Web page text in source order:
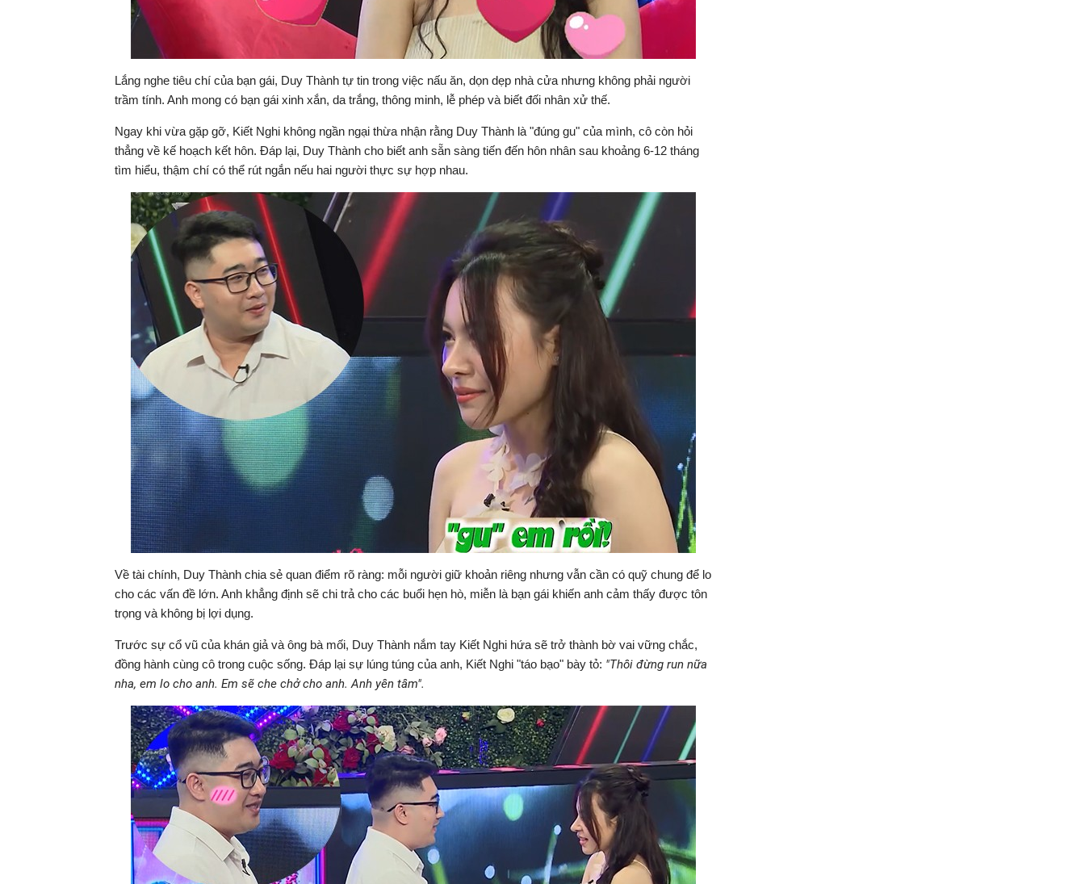
Lắng nghe tiêu chí của bạn gái, Duy Thành tự tin trong việc nấu ăn, dọn dẹp nhà cửa nhưng không phải người
trầm tính. Anh mong có bạn gái xinh xắn, da trắng, thông minh, lễ phép và biết đối nhân xử thế.
Ngay khi vừa gặp gỡ, Kiết Nghi không ngần ngại thừa nhận rằng Duy Thành là "đúng gu" của mình, cô còn hỏi
thẳng về kế hoạch kết hôn. Đáp lại, Duy Thành cho biết anh sẵn sàng tiến đến hôn nhân sau khoảng 6-12 tháng
tìm hiểu, thậm chí có thể rút ngắn nếu hai người thực sự hợp nhau.
Về tài chính, Duy Thành chia sẻ quan điểm rõ ràng: mỗi người giữ khoản riêng nhưng vẫn cần có quỹ chung để lo
cho các vấn đề lớn. Anh khẳng định sẽ chi trả cho các buổi hẹn hò, miễn là bạn gái khiến anh cảm thấy được tôn
trọng và không bị lợi dụng.
Trước sự cổ vũ của khán giả và ông bà mối, Duy Thành nắm tay Kiết Nghi hứa sẽ trở thành bờ vai vững chắc,
đồng hành cùng cô trong cuộc sống. Đáp lại sự lúng túng của anh, Kiết Nghi "táo bạo" bày tỏ: "Thôi đừng run nữa
nha, em lo cho anh. Em sẽ che chở cho anh. Anh yên tâm".